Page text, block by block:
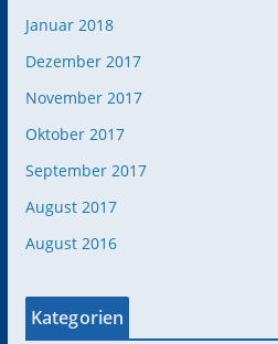
Januar 2018
Dezember 2017
November 2017
Oktober 2017
September 2017
August 2017
August 2016
Kategorien